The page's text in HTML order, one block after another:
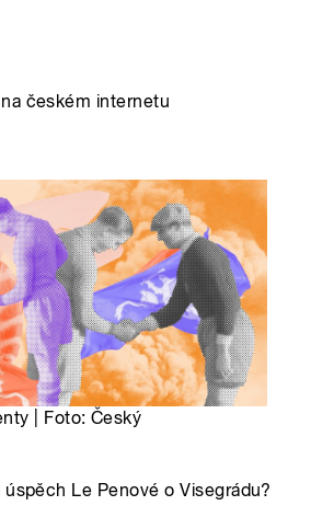
českém internetu
| Foto: Český
Le Penové o Visegrádu?